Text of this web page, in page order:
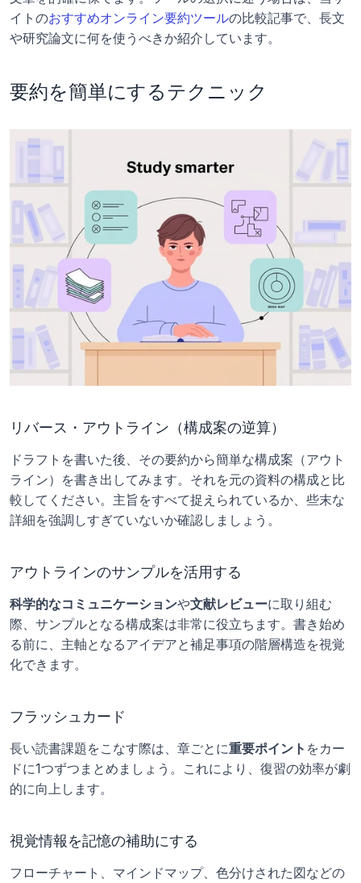
イトのおすすめオンライン要約ツールの比較記事で、長文
や研究論文に何を使うべきか紹介しています。
要約を簡単にするテクニック
リバース・アウトライン（構成案の逆算）
ドラフトを書いた後、その要約から簡単な構成案（アウト
ライン）を書き出してみます。それを元の資料の構成と比
較してください。主旨をすべて捉えられているか、些末な
詳細を強調しすぎていないか確認しましょう。
アウトラインのサンプルを活用する
科学的なコミュニケーションや文献レビューに取り組む
際、サンプルとなる構成案は非常に役立ちます。書き始め
る前に、主軸となるアイデアと補足事項の階層構造を視覚
化できます。
フラッシュカード
長い読書課題をこなす際は、章ごとに重要ポイント をカー
ドに1つずつまとめましょう。これにより、復習の効率が劇
的に向上します。
視覚情報を記憶の補助にする
フローチャート、マインドマップ、色分けされた図などの